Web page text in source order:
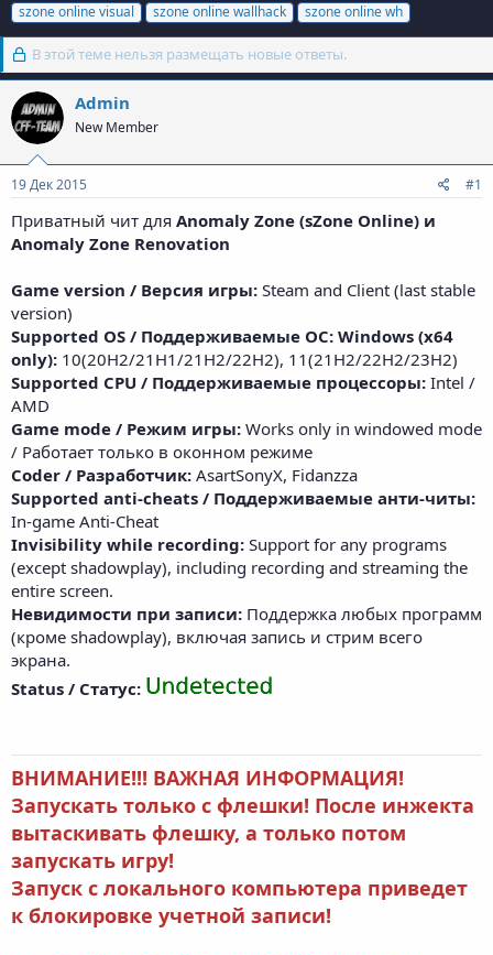
szone online visual
szone online wallhack szone online wh
В этой теме нельзя размещать новые ответы.
Admin
New Member
19 Дек 2015 #1
Приватный чит для Anomaly Zone (sZone Online) и
Anomaly Zone Renovation
Game version / Версия игры: Steam and Client (last stable
version)
Supported OS / Поддерживаемые ОС: Windows (x64
only): 10(20H2/21H1/21H2/22H2), 11(21H2/22H2/23H2)
Supported CPU / Поддерживаемые процессоры: Intel /
AMD
Game mode / Режим игры: Works only in windowed mode
/ Работает только в оконном режиме
Coder / Разработчик: AsartSonyX, Fidanzza
Supported anti-cheats / Поддерживаемые анти-читы:
In-game Anti-Cheat
Invisibility while recording: Support for any programs
(except shadowplay), including recording and streaming the
entire screen.
Невидимости при записи: Поддержка любых программ
(кроме shadowplay), включая запись и стрим всего
экрана.
Status / Статус:
ВНИМАНИЕ!!! ВАЖНАЯ ИНФОРМАЦИЯ!
Запускать только с флешки! После инжекта
вытаскивать флешку, а только потом
запускать игру!
Запуск с локального компьютера приведет
к блокировке учетной записи!